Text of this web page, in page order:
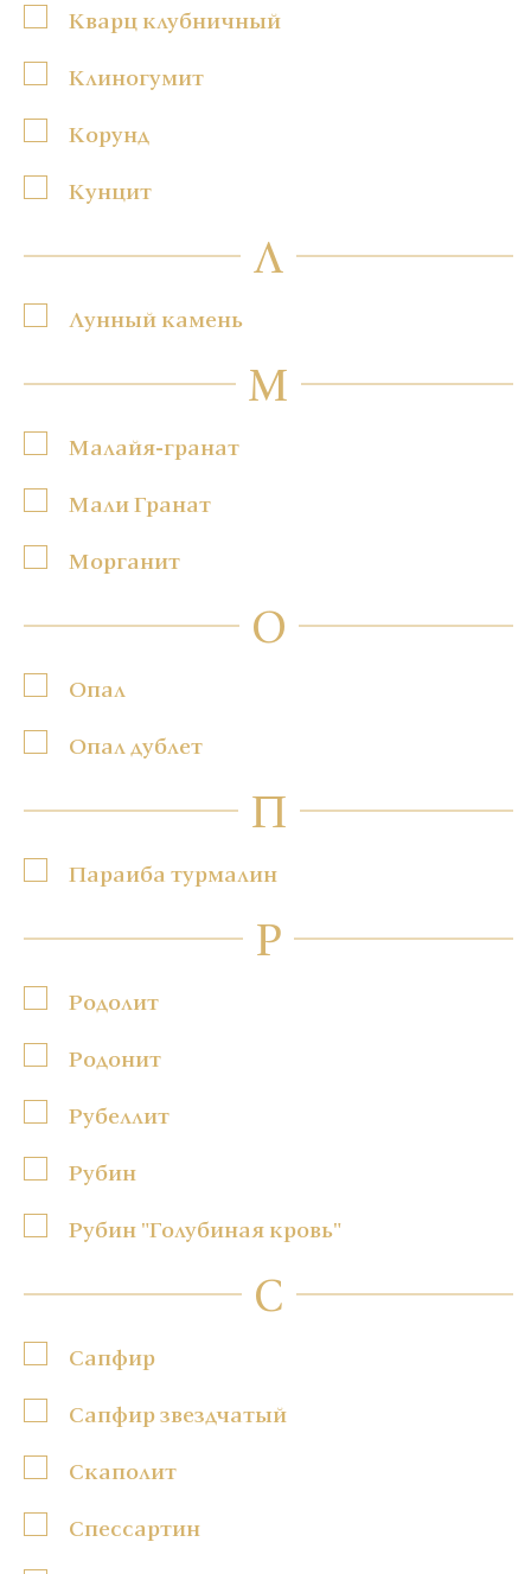
Кварц клубничный
Клиногумит
Корунд
Кунцит
Л
Лунный камень
М
Малайя-гранат
Мали Гранат
Морганит
О
Опал
Опал дублет
П
Параиба турмалин
Р
Родолит
Родонит
Рубеллит
Рубин
Рубин "Голубиная кровь"
С
Сапфир
Сапфир звездчатый
Скаполит
Спессартин